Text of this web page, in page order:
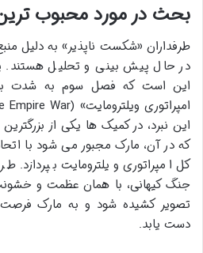
بحث در مورد محبوب
طرفداران «شکست ناپذیر» به دلیل
در حال پیش بینی و تحلیل هستند.
این است که فصل سوم به شدت بر
این نبرد، در کمیک ها یکی از
که در آن، مارک مجبور می شود با
کل امپراتوری ویلترومایت بپردازد.
جنگ کیهانی، با همان عظمت و
تصویر کشیده شود و به مارک
دست یابد.